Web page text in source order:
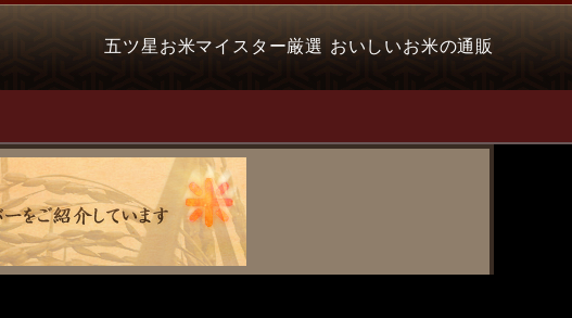
五ツ星お米マイスター厳選 おいしいお米の通販